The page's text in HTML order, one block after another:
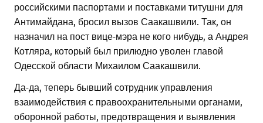
российскими паспортами и поставками титушни для
Антимайдана, бросил вызов Саакашвили. Так, он
назначил на пост вице-мэра не кого нибудь, а Андрея
Котляра, который был прилюдно уволен главой
Одесской области Михаилом Саакашвили.
Да-да, теперь бывший сотрудник управления
взаимодействия с правоохранительными органами,
оборонной работы, предотвращения и выявления